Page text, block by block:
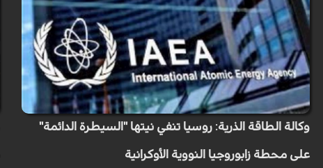
وكالة الطاقة الذرية: روسيا تنفي نيتها "السيطرة الدائمة"
على محطة زابوروجيا النووية الأوكرانية